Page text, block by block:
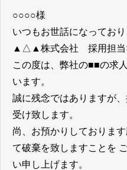
○○○○様
いつもお世話になっており
▲△▲株式会社 採用担当
この度は、弊社の■■の求
います。
誠に残念ではありますが
受け致します。
尚、お預かりしておりま
て破棄を致しますことを
い申し上げます。